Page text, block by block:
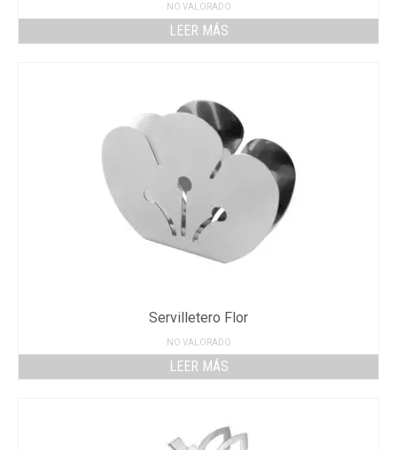
NO VALORADO
LEER MÁS
Servilletero Flor
NO VALORADO
LEER MÁS